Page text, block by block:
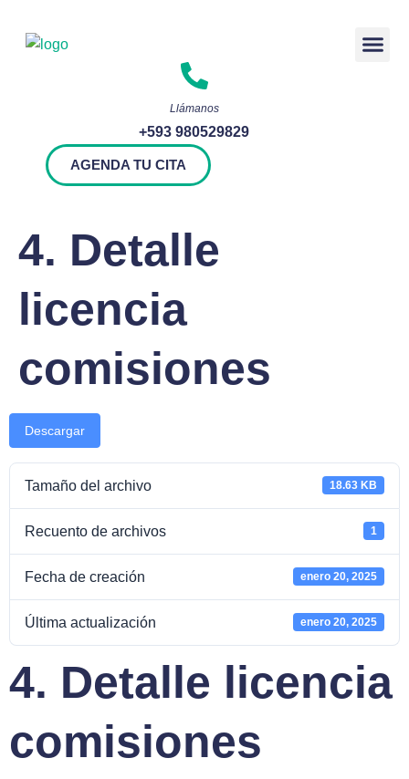
Llámanos
+593 980529829
AGENDA TU CITA
4. Detalle
licencia
comisiones
Descargar
Tamaño del archivo 18.63 KB
Recuento de archivos 1
Fecha de creación enero 20, 2025
Última actualización enero 20, 2025
4. Detalle licencia
comisiones